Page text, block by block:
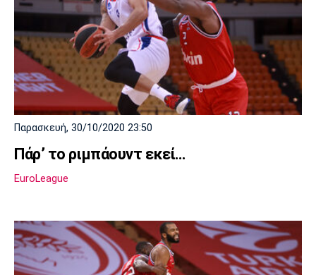
Παρασκευή, 30/10/2020 23:50
Πάρ’ το ριμπάουντ εκεί…
EuroLeague